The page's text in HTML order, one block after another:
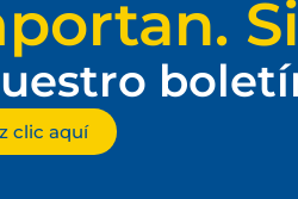
clic aquí